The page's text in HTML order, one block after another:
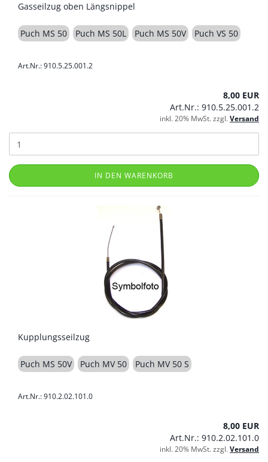
Gasseilzug oben Längsnippel
Puch MS 50 Puch MS 50L Puch MS 50V Puch VS 50
Art.Nr.: 910.5.25.001.2
8,00 EUR
Art.Nr.: 910.5.25.001.2
inkl. 20% MwSt. zzgl.Versand
IN DEN WARENKORB
Kupplungsseilzug
Puch MS 50V Puch MV 50 Puch MV 50 S
Art.Nr.: 910.2.02.101.0
8,00 EUR
Art.Nr.: 910.2.02.101.0
inkl. 20% MwSt. zzgl.Versand